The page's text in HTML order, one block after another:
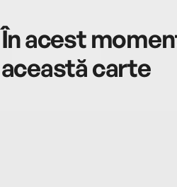
În acest
această carte